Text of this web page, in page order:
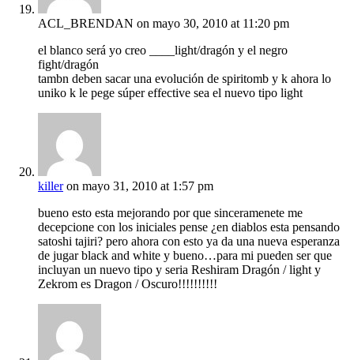
ACL_BRENDAN on mayo 30, 2010 at 11:20 pm
el blanco será yo creo ____light/dragón y el negro
fight/dragón
tambn deben sacar una evolución de spiritomb y k ahora lo
uniko k le pege súper effective sea el nuevo tipo light
killer on mayo 31, 2010 at 1:57 pm
bueno esto esta mejorando por que sinceramenete me
decepcione con los iniciales pense ¿en diablos esta pensando
satoshi tajiri? pero ahora con esto ya da una nueva esperanza
de jugar black and white y bueno…para mi pueden ser que
incluyan un nuevo tipo y seria Reshiram Dragón / light y
Zekrom es Dragon / Oscuro!!!!!!!!!!